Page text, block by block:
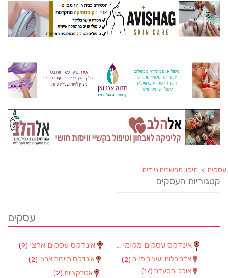
עסקים > תיקון מחשבים ניידים
קטגוריות העסקים
עסקים
אינדקס עסקים ארצי (9)
אינדקס תיירות ארצי (2)
אטרקציות (2)
אינדקס עסקים מקומי (90)
אדריכלות ועיצוב פנים (2)
אוכל והסעדה (17)